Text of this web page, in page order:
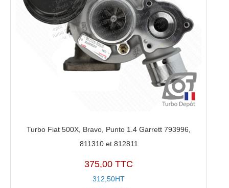
Turbo Fiat 500X, Bravo, Punto 1.4 Garrett 793996,
811310 et 812811
375,00 TTC
312,50HT